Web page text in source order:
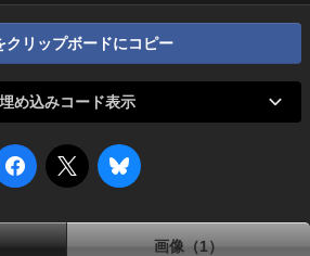
クリップボードにコピー
埋め込みコード表示
画像（1）